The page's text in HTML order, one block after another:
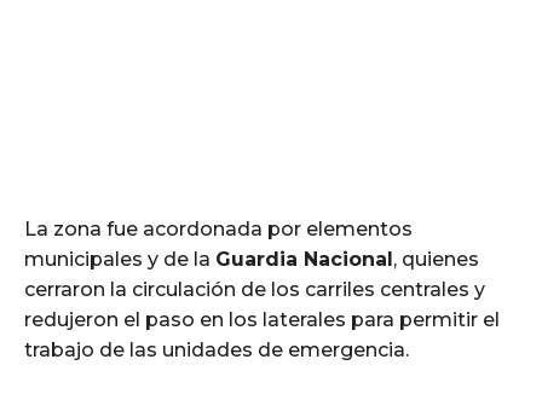
La zona fue acordonada por elementos
municipales y de la Guardia Nacional, quienes
cerraron la circulación de los carriles centrales y
redujeron el paso en los laterales para permitir el
trabajo de las unidades de emergencia.